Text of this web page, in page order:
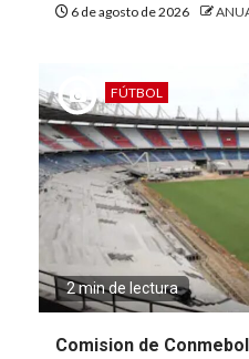
6 de agosto de 2026
FÚTBOL
2 min de lectura
Comision de